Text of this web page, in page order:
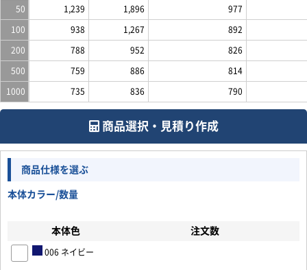
50 1,239 1,896 977
100 938 1,267 892
200 788 952 826
500 759 886 814
1000 735 836 790
商品選択・見積り作成
商品仕様を選ぶ
本体カラー/数量
本体色 注文数
006 ネイビー